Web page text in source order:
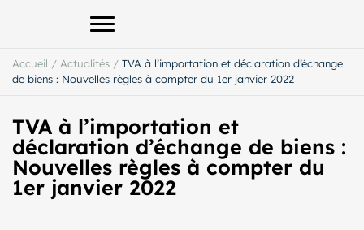
Afficher le menu principal
Accueil / Actualités / TVA à l’importation et déclaration d’échange
de biens : Nouvelles règles à compter du 1er janvier 2022
TVA à l’importation et
déclaration d’échange de biens :
Nouvelles règles à compter du
1er janvier 2022